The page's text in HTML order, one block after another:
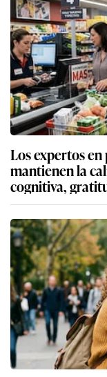
Los expertos
mantienen la
cognitiva,